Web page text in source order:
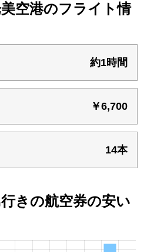
空港のフライト情
約1時間
￥6,700
14本
きの航空券の安い